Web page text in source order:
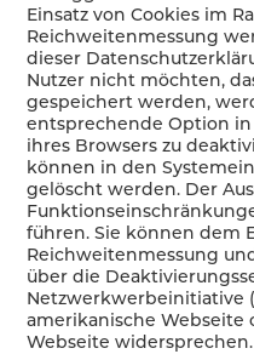
Einsatz von Cookies im
Reichweitenmessung
dieser
Nutzer nicht möchten,
gespeichert werden,
entsprechende Option
ihres Browsers zu
können in den
gelöscht werden. Der
führen. Sie können dem
Reichweitenmessung
über die
Netzwerkwerbeinitiative
amerikanische Webseite
Webseite widersprechen.